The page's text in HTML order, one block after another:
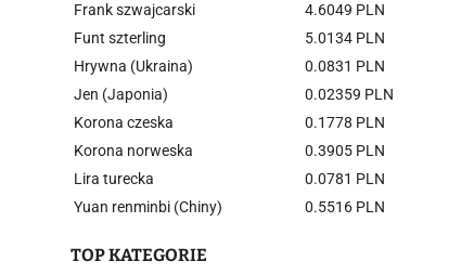
Frank szwajcarski
4.6049 PLN
Funt szterling
5.0134 PLN
Hrywna (Ukraina)
0.0831 PLN
Jen (Japonia)
0.02359 PLN
Korona czeska
0.1778 PLN
Korona norweska
0.3905 PLN
Lira turecka
0.0781 PLN
Yuan renminbi (Chiny)
0.5516 PLN
TOP KATEGORIE